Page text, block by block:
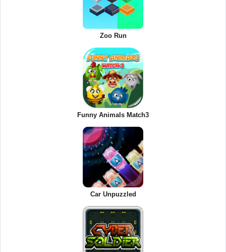
Zoo Run
Funny Animals Match3
Car Unpuzzled